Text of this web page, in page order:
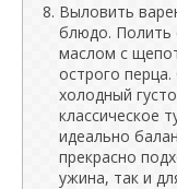
Выловить
блюдо. Полить
маслом с
острого
холодный
классическое
идеально
прекрасно
ужина, так и